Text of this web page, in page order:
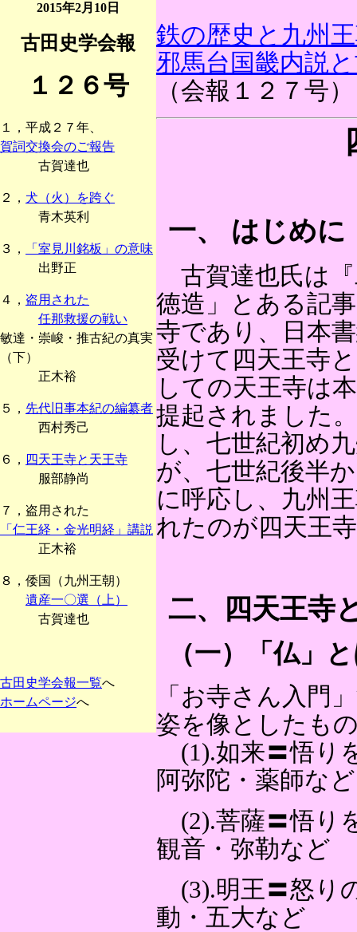
2015年2月10日
古田史学会報
１２６号
１，平成２７年、
賀詞交換会のご報告
古賀達也
２， 犬（火）を跨ぐ
青木英利
３，
「室見川銘板」の意味
出野正
４， 盗用された
任那救援の戦い
敏達・崇峻・推古紀の真実
（下）
正木裕
５， 先代旧事本紀の編纂者
西村秀己
６， 四天王寺と天王寺
服部静尚
７，盗用された
「仁王経・金光明経」講説
正木裕
８，倭国（九州王朝）
遺産一〇選（上）
古賀達也
古田史学会報一覧へ
ホームページへ
鉄の歴史と九州
邪馬台国畿内説
（会報１２７号）
一、 はじめに
古賀達也氏は『
徳造」とある記
寺であり、日本
受けて四天王寺
しての天王寺は
提起されました
し、七世紀初め
が、七世紀後半
に呼応し、九州
れたのが四天王
二、四天王寺
（一）「仏」
「お寺さん入門
姿を像としたも
(1).如来〓悟り
阿弥陀・薬師など
(2).菩薩〓悟り
観音・弥勒など
(3).明王〓怒り
動・五大など